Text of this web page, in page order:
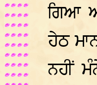
ਗਿਆ
ਹੇਠ
ਨਹੀਂ